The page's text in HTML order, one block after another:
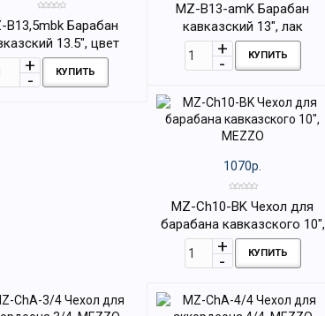
B13,5mbk Барабан
13.5", цвет
мрамор, с чехлом,
MEZZOКУПИТЬ
MZ-B13-amK Барабан
кавказский 13", лак
янтарный, с чехлом, MEZZO
КУПИТЬ
1070р.
MZ-Ch10-BK Чехол для
барабана кавказского 10",
MEZZO
КУПИТЬ